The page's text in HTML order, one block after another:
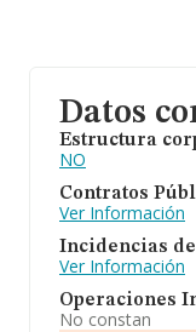
Datos
Estructura
NO
Contratos
Ver Información
Incidencias
Ver Información
Operaciones
No constan